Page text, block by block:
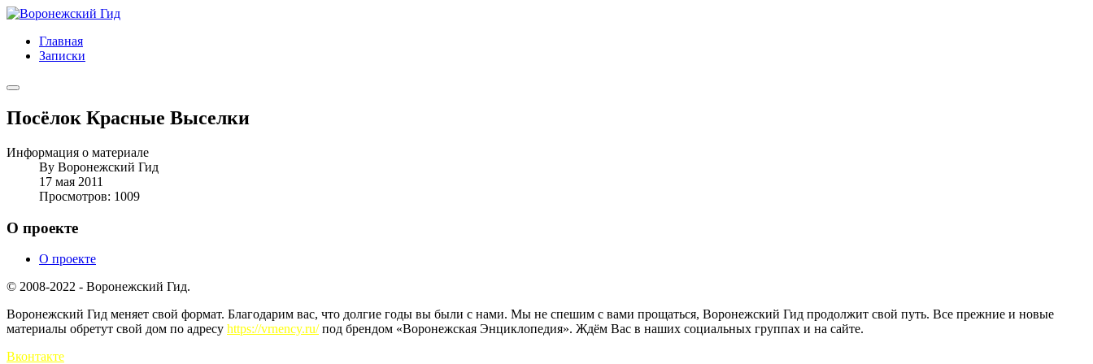
Главная
Записки
Посёлок Красные Выселки
Информация о материале
By Воронежский Гид
17 мая 2011
Просмотров: 1009
О проекте
О проекте
© 2008-2022 - Воронежский Гид.
Воронежский Гид меняет свой формат. Благодарим вас, что долгие годы вы были с нами. Мы не спешим с вами прощаться, Воронежский Гид продолжит свой путь. Все прежние и новые
материалы обретут свой дом по адресу https://vrnency.ru/под брендом «Воронежская Энциклопедия». Ждём Вас в наших социальных группах и на сайте.
Вконтакте